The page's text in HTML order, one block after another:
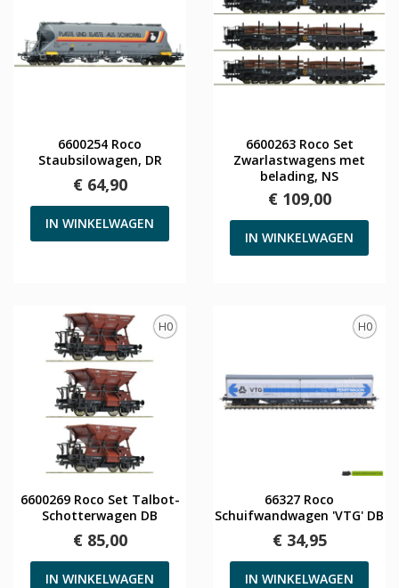
6600254 Roco
Staubsilowagen, DR
€ 64,90
IN WINKELWAGEN
6600263 Roco Set
Zwarlastwagens met
belading, NS
€ 109,00
IN WINKELWAGEN
H0
6600269 Roco Set Talbot-
Schotterwagen DB
€ 85,00
IN WINKELWAGEN
H0
66327 Roco
Schuifwandwagen 'VTG' DB
€ 34,95
IN WINKELWAGEN